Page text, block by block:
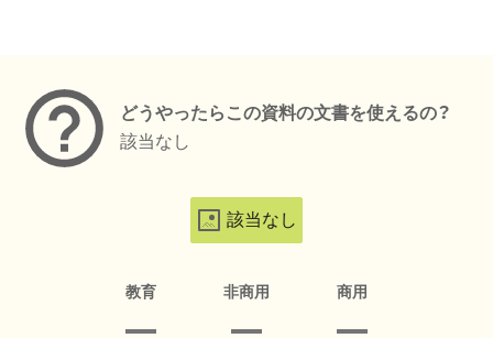
どうやったらこの資料の文書を使えるの？
該当なし
該当なし
教育 非商用 商用